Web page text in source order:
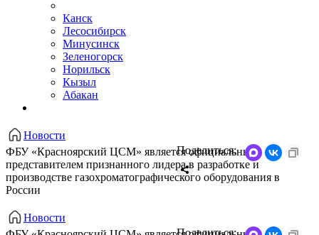
Канск
Лесосибирск
Минусинск
Зеленогорск
Норильск
Кызыл
Абакан
Новости
ФБУ «Красноярский ЦСМ» является официальным
представителем признанного лидера в разработке и
производстве газохроматографического оборудования в
России
Поделиться:
Новости
Поделиться: